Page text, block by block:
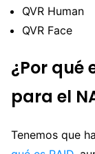
QVR Human
QVR Face
¿Por qué
para el
Tenemos que